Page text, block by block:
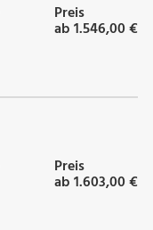
Preis
ab 1.546,00 €
Preis
ab 1.603,00 €